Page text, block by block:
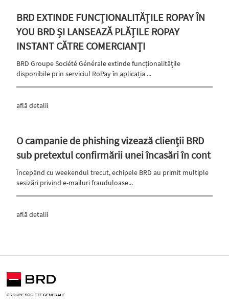
BRD EXTINDE FUNCȚIONALITĂȚILE ROPAY ÎN
YOU BRD ȘI LANSEAZĂ PLĂȚILE ROPAY
INSTANT CĂTRE COMERCIANȚI
BRD Groupe Société Générale extinde funcționalitățile
disponibile prin serviciul RoPay în aplicația ...
află detalii
O campanie de phishing vizează clienții BRD
sub pretextul confirmării unei încasări în cont
Începând cu weekendul trecut, echipele BRD au primit multiple
sesizări privind e-mailuri frauduloase...
află detalii